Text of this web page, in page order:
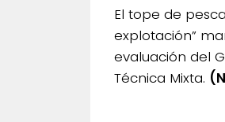
El tope de
explotación”
evaluación del
Técnica Mixta.